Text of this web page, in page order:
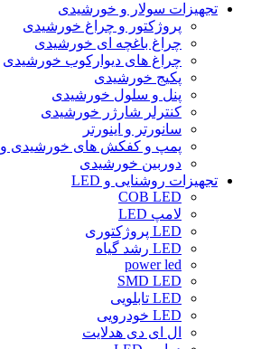
تجهیزات سولار و خورشیدی
پروژکتور و چراغ خورشیدی
چراغ باغچه ای خورشیدی
چراغ های دیوارکوب خورشیدی
پکیج خورشیدی
پنل و سلول خورشیدی
کنترلر شارژر خورشیدی
سانورتر و اینورتر
پمپ و کفکش های خورشیدی و DC
دوربین خورشیدی
تجهیزات روشنایی و LED
COB LED
لامپ LED
LED پروژکتوری
LED رشد گیاه
power led
SMD LED
LED تابلویی
LED خودرویی
ال ای دی هدلایت